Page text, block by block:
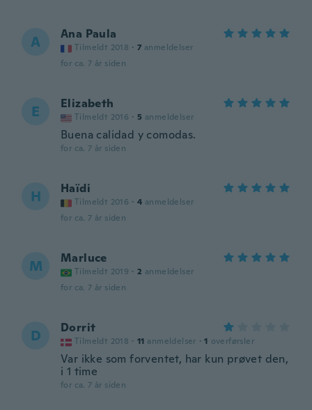
A Ana Paula
Tilmeldt 2018 · 7 anmeldelser
for ca. 7 år siden
E Elizabeth
Tilmeldt 2016 · 5 anmeldelser
Buena calidad y comodas.
for ca. 7 år siden
H Haïdi
Tilmeldt 2016 · 4 anmeldelser
for ca. 7 år siden
M Marluce
Tilmeldt 2019 · 2 anmeldelser
for ca. 7 år siden
D Dorrit
Tilmeldt 2018 · 11 anmeldelser · 1 overførsler
Var ikke som forventet, har kun prøvet den,
i 1 time
for ca. 7 år siden